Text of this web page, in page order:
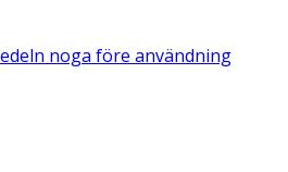
noga före användning